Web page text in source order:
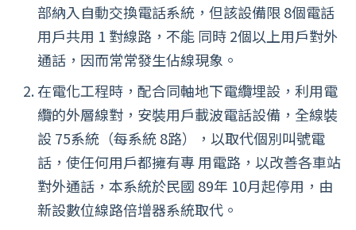
部納入自動交換電話系統，但該設備限 8個電話
用戶共用 1 對線路，不能 同時 2個以上用戶對外
通話，因而常常發生佔線現象。
在電化工程時，配合同軸地下電纜埋設，利用電
纜的外層線對，安裝用戶載波電話設備，全線裝
設 75系統（每系統 8路），以取代個別叫號電
話，使任何用戶都擁有專 用電路，以改善各車站
對外通話，本系統於民國 89年 10月起停用，由
新設數位線路倍增器系統取代。